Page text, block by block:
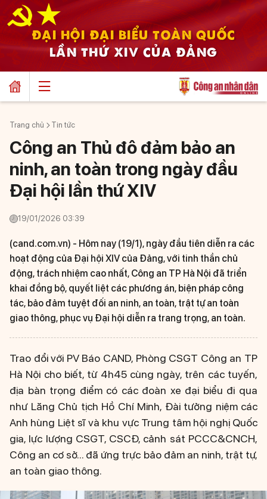
ĐẠI HỘI ĐẠI BIỂU TOÀN QUỐC
LẦN THỨ XIV CỦA ĐẢNG
Trang chủ Tin tức
Công an Thủ đô đảm bảo an
ninh, an toàn trong ngày đầu
Đại hội lần thứ XIV
19/01/2026 03:39
(cand.com.vn) - Hôm nay (19/1), ngày đầu tiên diễn ra các
hoạt động của Đại hội XIV của Đảng, với tinh thần chủ
động, trách nhiệm cao nhất, Công an TP Hà Nội đã triển
khai đồng bộ, quyết liệt các phương án, biện pháp công
tác, bảo đảm tuyệt đối an ninh, an toàn, trật tự an toàn
giao thông, phục vụ Đại hội diễn ra trang trọng, an toàn.
Trao đổi với PV Báo CAND, Phòng CSGT Công an TP
Hà Nội cho biết, từ 4h45 cùng ngày, trên các tuyến,
địa bàn trọng điểm có các đoàn xe đại biểu đi qua
như Lăng Chủ tịch Hồ Chí Minh, Đài tưởng niệm các
Anh hùng Liệt sĩ và khu vực Trung tâm hội nghị Quốc
gia, lực lượng CSGT, CSCĐ, cảnh sát PCCC&CNCH,
Công an cơ sở... đã ứng trực bảo đảm an ninh, trật tự,
an toàn giao thông.